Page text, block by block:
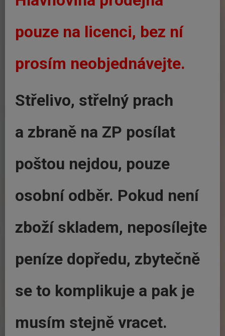
pouze na licenci, bez ní
prosím neobjednávejte.
Střelivo, střelný prach
a zbraně na ZP posílat
poštou nejdou, pouze
osobní odběr. Pokud není
zboží skladem, neposílejte
peníze dopředu, zbytečně
se to komplikuje a pak je
musím stejně vracet.